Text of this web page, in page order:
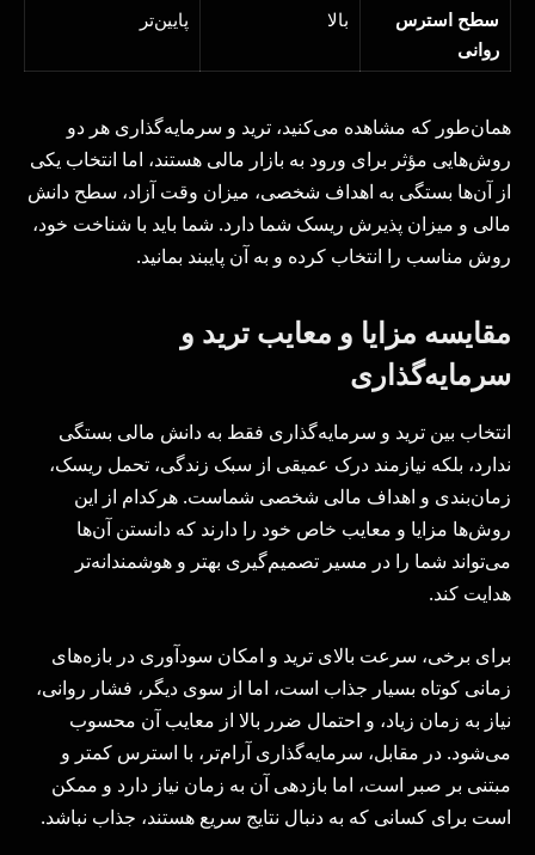
سطح استرس
روانی
بالا پایین‌تر
همان‌طور که مشاهده می‌کنید، ترید و سرمایه‌گذاری هر دو
روش‌هایی مؤثر برای ورود به بازار مالی هستند، اما انتخاب یکی
از آن‌ها بستگی به اهداف شخصی، میزان وقت آزاد، سطح دانش
مالی و میزان پذیرش ریسک شما دارد. شما باید با شناخت خود،
روش مناسب را انتخاب کرده و به آن پایبند بمانید.
مقایسه مزایا و معایب ترید و
سرمایه‌گذاری
انتخاب بین ترید و سرمایه‌گذاری فقط به دانش مالی بستگی
ندارد، بلکه نیازمند درک عمیقی از سبک زندگی، تحمل ریسک،
زمان‌بندی و اهداف مالی شخصی شماست. هرکدام از این
روش‌ها مزایا و معایب خاص خود را دارند که دانستن آن‌ها
می‌تواند شما را در مسیر تصمیم‌گیری بهتر و هوشمندانه‌تر
هدایت کند.
برای برخی، سرعت بالای ترید و امکان سودآوری در بازه‌های
زمانی کوتاه بسیار جذاب است، اما از سوی دیگر، فشار روانی،
نیاز به زمان زیاد، و احتمال ضرر بالا از معایب آن محسوب
می‌شود. در مقابل، سرمایه‌گذاری آرام‌تر، با استرس کمتر و
مبتنی بر صبر است، اما بازدهی آن به زمان نیاز دارد و ممکن
است برای کسانی که به دنبال نتایج سریع هستند، جذاب نباشد.